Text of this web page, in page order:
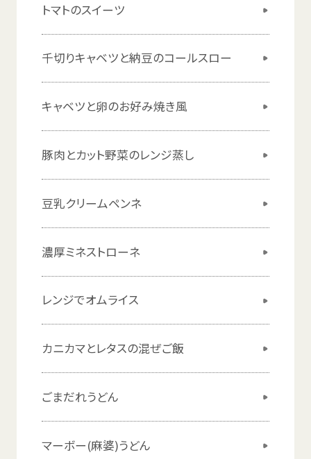
トマトのスイーツ
千切りキャベツと納豆のコールスロー
キャベツと卵のお好み焼き風
豚肉とカット野菜のレンジ蒸し
豆乳クリームペンネ
濃厚ミネストローネ
レンジでオムライス
カニカマとレタスの混ぜご飯
ごまだれうどん
マーボー(麻婆)うどん